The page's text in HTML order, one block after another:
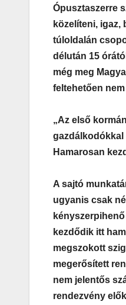
Ópusztaszerre
közelíteni, igaz,
túloldalán
délután 15
még meg
feltehetően
„Az első
gazdálkodókkal
Hamarosan
A sajtó
ugyanis csak
kezdődik itt
megszokott
megerősített
nem jelentős
rendezvény